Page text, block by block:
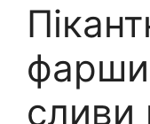
сливи